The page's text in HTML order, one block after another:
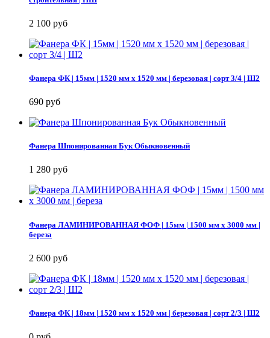
2 100 руб
Фанера ФК | 15мм | 1520 мм х 1520 мм | березовая | сорт 3/4 | Ш2
690 руб
Фанера Шпонированная Бук Обыкновенный
1 280 руб
Фанера ЛАМИНИРОВАННАЯ ФОФ | 15мм | 1500 мм х 3000 мм |
береза
2 600 руб
Фанера ФК | 18мм | 1520 мм х 1520 мм | березовая | сорт 2/3 | Ш2